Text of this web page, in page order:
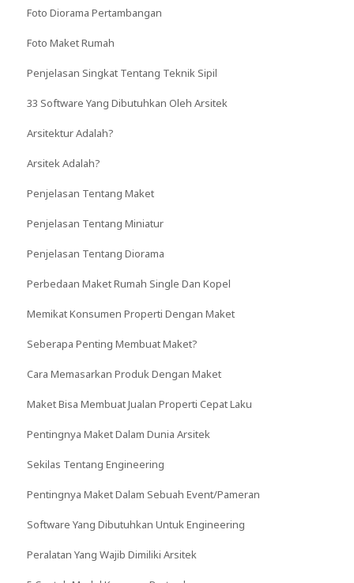
Foto Diorama Pertambangan
Foto Maket Rumah
Penjelasan Singkat Tentang Teknik Sipil
33 Software Yang Dibutuhkan Oleh Arsitek
Arsitektur Adalah?
Arsitek Adalah?
Penjelasan Tentang Maket
Penjelasan Tentang Miniatur
Penjelasan Tentang Diorama
Perbedaan Maket Rumah Single Dan Kopel
Memikat Konsumen Properti Dengan Maket
Seberapa Penting Membuat Maket?
Cara Memasarkan Produk Dengan Maket
Maket Bisa Membuat Jualan Properti Cepat Laku
Pentingnya Maket Dalam Dunia Arsitek
Sekilas Tentang Engineering
Pentingnya Maket Dalam Sebuah Event/Pameran
Software Yang Dibutuhkan Untuk Engineering
Peralatan Yang Wajib Dimiliki Arsitek